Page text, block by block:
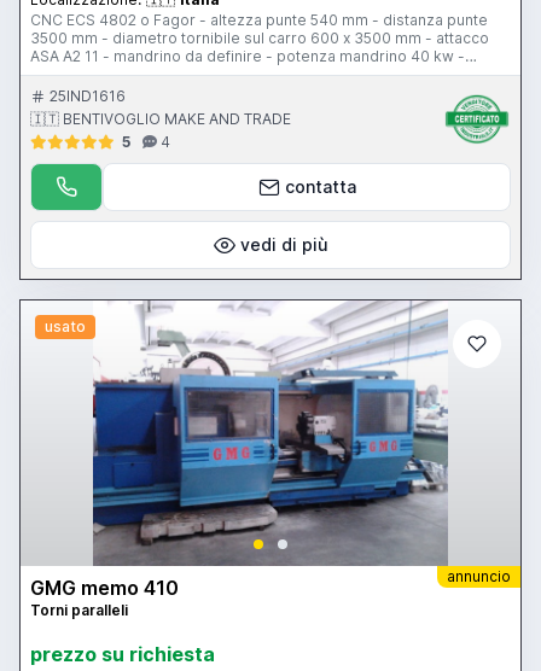
CNC ECS 4802 o Fagor - altezza punte 540 mm - distanza punte
3500 mm - diametro tornibile sul carro 600 x 3500 mm - attacco
ASA A2 11 - mandrino da definire - potenza mandrino 40 kw -
motore in c.c. - velocità di rotazione max 1000 rpm - passaggio
barra 155 mm - torretta automatica - volantino elettronico - rapido
longitudinale - rapido trasversale - contropunta - attacco
contropunta cm6 - piattaforma opzionale - lunette opzionali -
evacutatore trucioli opzionale - protezione antinfortunistica -
interamente revisionato
25IND1616
🇮🇹 BENTIVOGLIO MAKE AND TRADE
5
4
contatta
vedi di più
usato
annuncio
GMG memo 410
Torni paralleli
prezzo su richiesta